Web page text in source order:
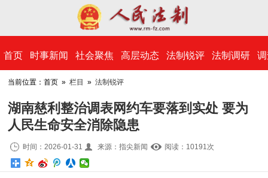
​首页 时事新闻 社会聚焦 高层动态 法制锐评 法制调研
当前位置：首页 »栏目 »法制锐评
湖南慈利整治调表网约车要落到实处 要为
人民生命安全消除隐患
时间：2026-01-31 来源：指尖新闻 阅读：10191 次